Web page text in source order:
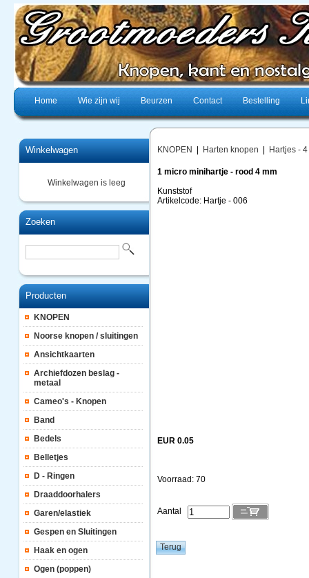
Home Wie zijn wij Beurzen Contact Bestelling
Winkelwagen
Winkelwagen is leeg
Zoeken
Producten
KNOPEN
Noorse knopen / sluitingen
Ansichtkaarten
Archiefdozen beslag -
metaal
Cameo's - Knopen
Band
Bedels
Belletjes
D - Ringen
Draaddoorhalers
Garen/elastiek
Gespen en Sluitingen
Haak en ogen
Ogen (poppen)
KNOPEN Harten knopen Hartjes -
1 micro minihartje - rood 4 mm
Kunststof
Artikelcode: Hartje - 006
EUR 0.05
Voorraad: 70
Aantal